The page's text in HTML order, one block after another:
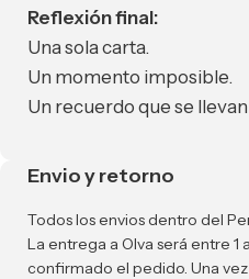
Reflexión final:
Una sola carta.
Un momento imposible.
Un recuerdo que se llevan
Envio y retorno
Todos los envios dentro del
La entrega a Olva será entre 1
confirmado el pedido. Una